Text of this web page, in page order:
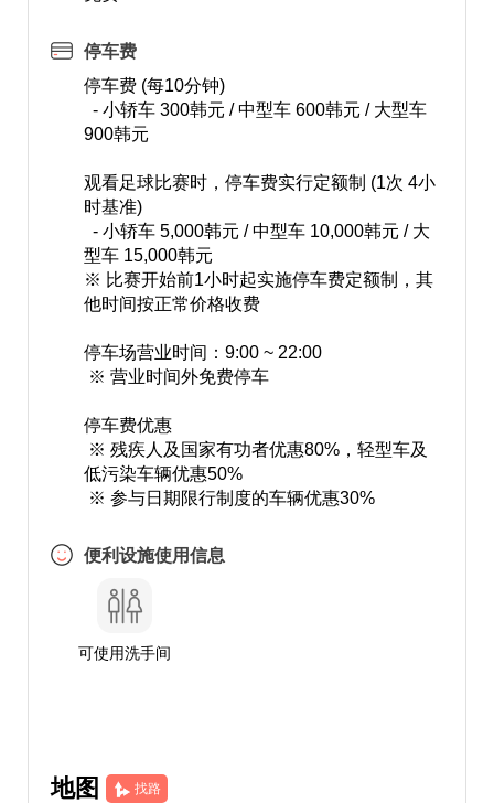
停车费
停车费 (每10分钟)
- 小轿车 300韩元 / 中型车 600韩元 / 大型车
900韩元
观看足球比赛时，停车费实行定额制 (1次 4小
时基准)
- 小轿车 5,000韩元 / 中型车 10,000韩元 / 大
型车 15,000韩元
※ 比赛开始前1小时起实施停车费定额制，其
他时间按正常价格收费
停车场营业时间：9:00 ~ 22:00
※ 营业时间外免费停车
停车费优惠
※ 残疾人及国家有功者优惠80%，轻型车及
低污染车辆优惠50%
※ 参与日期限行制度的车辆优惠30%
便利设施使用信息
可使用洗手间
地图 找路